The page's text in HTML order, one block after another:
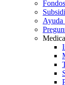
Ayuda